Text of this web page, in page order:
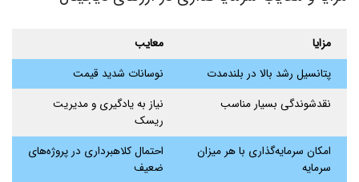
مزایا
معایب
پتانسیل رشد بالا در بلندمدت
نوسانات شدید قیمت
نقدشوندگی بسیار مناسب
نیاز به یادگیری و مدیریت
ریسک
امکان سرمایه‌گذاری با هر میزان
سرمایه
احتمال کلاهبرداری در پروژه‌های
ضعیف